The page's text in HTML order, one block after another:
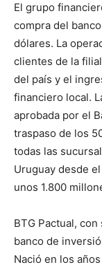
El grupo
compra del
dólares. La
clientes de la
del país y el
financiero local.
aprobada por el
traspaso de los
todas las
Uruguay desde
unos 1.800
BTG Pactual,
banco de
Nació en los